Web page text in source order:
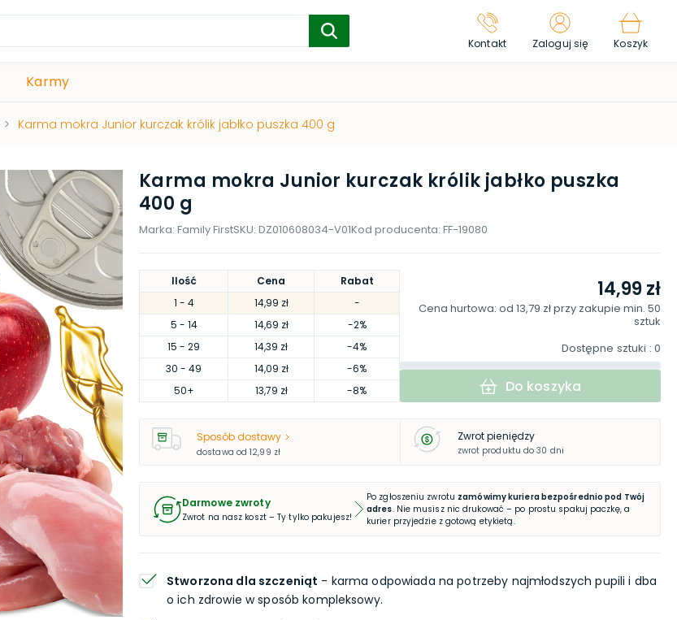
Kontakt Zaloguj się Koszyk
Karmy
> Karma mokra Junior kurczak królik jabłko puszka 400 g
Karma mokra Junior kurczak królik jabłko puszka
400 g
Marka: Family FirstSKU: DZ010608034-V01Kod producenta: FF-19080
Ilość Cena
Rabat
1 - 4 14,99 zł
-
5 - 14 14,69 zł
-2%
15 - 29 14,39 zł
-4%
30 - 49 14,09 zł
-6%
50+ 13,79 zł -8%
14,99 zł
Cena hurtowa: od 13,79 złprzy zakupie min. 50
sztuk
Dostępne sztuki : 0
Do koszyka
Sposób dostawy
dostawa od 12,99 zł
Zwrot pieniędzy
zwrot produktu do 30 dni
Darmowe zwroty
Zwrot na nasz koszt – Ty tylko pakujesz!
Po zgłoszeniu zwrotu zamówimy kuriera bezpośrednio pod Twój
adres. Nie musisz nic drukować – po prostu spakuj paczkę, a
kurier przyjedzie z gotową etykietą.
Stworzona dla szczeniąt - karma odpowiada na potrzeby najmłodszych pupili i dba
o ich zdrowie w sposób kompleksowy.